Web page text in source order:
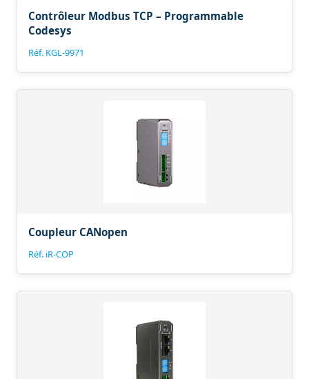
Contrôleur Modbus TCP – Programmable
Codesys
Réf. KGL-9971
Coupleur CANopen
Réf. iR-COP